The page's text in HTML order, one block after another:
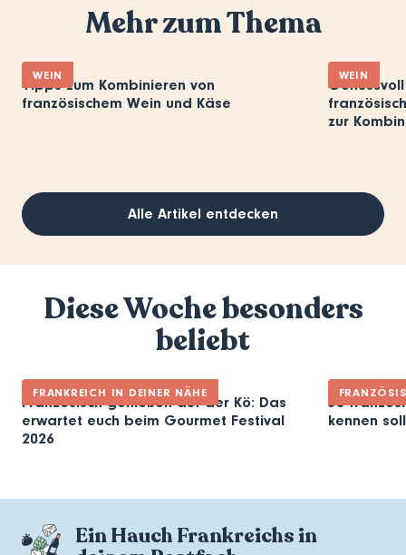
Mehr zum Thema
WEIN
Tipps zum Kombinieren von
französischem Wein und Käse
WEIN
zur
Alle Artikel entdecken
Diese Woche besonders
beliebt
FRANKREICH IN DEINER NÄHE
Französisch genießen auf der Kö: Das
erwartet euch beim Gourmet Festival
2026
30
kennen
Ein Hauch Frankreichs in